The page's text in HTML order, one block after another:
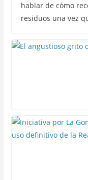
hablar de cómo
residuos una vez